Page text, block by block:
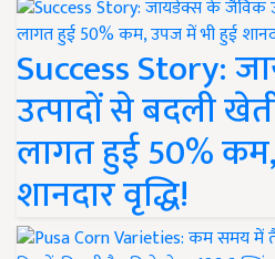
Success Story:
उत्पादों से बदली
लागत हुई 50%
शानदार वृद्धि!